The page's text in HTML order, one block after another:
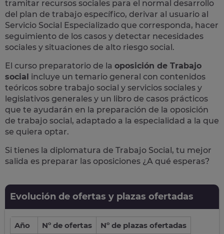
tramitar recursos sociales para el normal desarrollo
del plan de trabajo específico, derivar al usuario al
Servicio Social Especializado que corresponda, hacer
seguimiento de los casos y detectar necesidades
sociales y situaciones de alto riesgo social.
El curso preparatorio de la oposición de Trabajo
social incluye un temario general con contenidos
teóricos sobre trabajo social y servicios sociales y
legislativos generales y un libro de casos prácticos
que te ayudarán en la preparación de la oposición
de trabajo social, adaptado a la especialidad a la que
se quiera optar.
Si tienes la diplomatura de Trabajo Social, tu mejor
salida es preparar las oposiciones ¿A qué esperas?
Evolución de ofertas y plazas ofertadas
Año Nº de ofertas Nº de plazas ofertadas